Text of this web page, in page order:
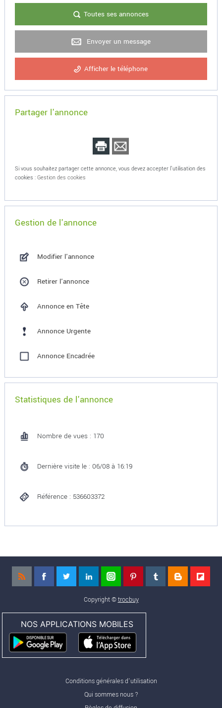
Toutes ses annonces
Envoyer un message
Afficher le téléphone
Partager l'annonce
Si vous souhaitez partager cette annonce, vous devez accepter l'utilisation des
cookies : Gestion des cookies
Gestion de l'annonce
Modifier l'annonce
Retirer l'annonce
Annonce en Tête
Annonce Urgente
Annonce Encadrée
Statistiques de l'annonce
Nombre de vues : 170
Dernière visite le : 06/08 à 16:19
Référence : 536603372
Copyright ©trocbuy
NOS APPLICATIONS MOBILES
Conditions générales d'utilisation
Qui sommes nous ?